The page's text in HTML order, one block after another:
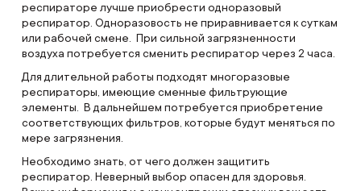
респираторе лучше приобрести одноразовый
респиратор. Одноразовость не приравнивается к суткам
или рабочей смене. При сильной загрязненности
воздуха потребуется сменить респиратор через 2 часа.
Для длительной работы подходят многоразовые
респираторы, имеющие сменные фильтрующие
элементы. В дальнейшем потребуется приобретение
соответствующих фильтров, которые будут меняться по
мере загрязнения.
Необходимо знать, от чего должен защитить
респиратор. Неверный выбор опасен для здоровья.